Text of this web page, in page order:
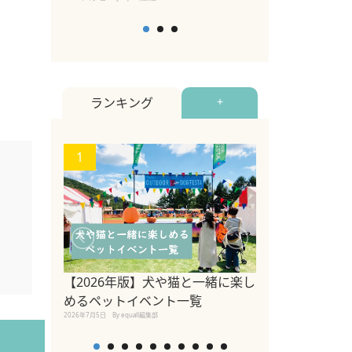
ランキング +
1
【2026年版】犬や猫と一緒に楽し
めるペットイベント一覧
2026年7月5日 By equall編集部